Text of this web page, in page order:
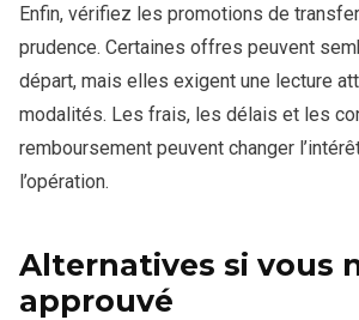
Enfin, vérifiez les promotions de
prudence. Certaines offres peuvent
départ, mais elles exigent une lecture
modalités. Les frais, les délais et les
remboursement peuvent changer
l’opération.
Alternatives si vous
approuvé